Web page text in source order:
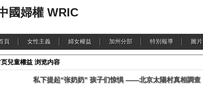
頁 女性主義 婦女權益 加州分部 特別報導 圖
兒童權益 浏览内容
私下提起“张奶奶” 孩子们惊惧 ——北京太陽村真相調查